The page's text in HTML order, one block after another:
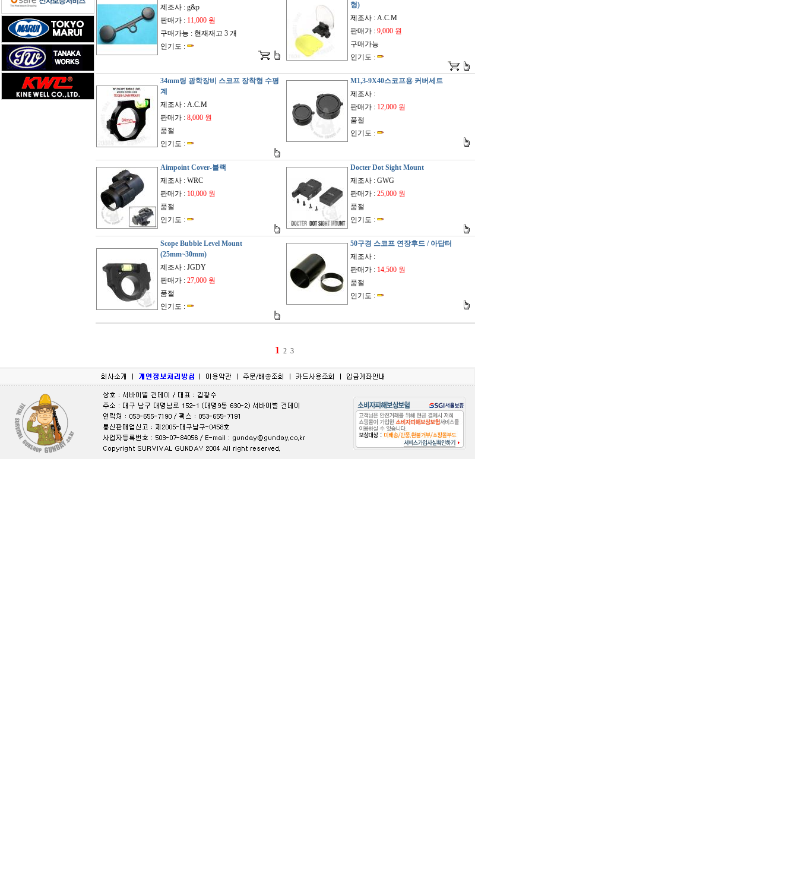
제조사 : g&p
판매가 : 11,000 원
구매가능 : 현재재고 3 개
인기도 :
형)
제조사 : A.C.M
판매가 : 9,000 원
구매가능
인기도 :
34mm링 광학장비 스코프 장착형 수평
계
제조사 : A.C.M
판매가 : 8,000 원
품절
인기도 :
M1,3-9X40스코프용 커버세트
제조사 :
판매가 : 12,000 원
품절
인기도 :
Aimpoint Cover-블랙
제조사 : WRC
판매가 : 10,000 원
품절
인기도 :
Docter Dot Sight Mount
제조사 : GWG
판매가 : 25,000 원
품절
인기도 :
Scope Bubble Level Mount
(25mm~30mm)
제조사 : JGDY
판매가 : 27,000 원
품절
인기도 :
50구경 스코프 연장후드 / 아답터
제조사 :
판매가 : 14,500 원
품절
인기도 :
1 2 3